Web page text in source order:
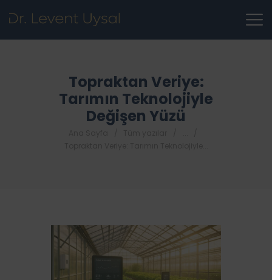
Topraktan Veriye:
Tarımın Teknolojiyle
Değişen Yüzü